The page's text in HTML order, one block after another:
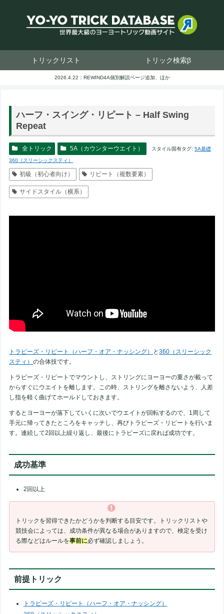
トリックリスト トリック検索β
2026.4.22：REWIND4A個別解説ページ追加、ほか
ハーフ・スイング・リピート – Half Swing
Repeat
全トリック 5A（カウンターウエイト） スタイル固有タグ:5A基礎
360（スリーシックスティ）
初級（初心者向け） リピート（複数要素）
サイドスタイル（横系）
トラピーズ・リピート（ハーフ・オア・ナッシング） と360（スリーシック
スティ）の合体技です。
トラピーズ・リピートでマウントし、ストリングにヨーヨーの重さが載って
からすぐにウエイトを離します。この時、ストリングを離さないよう、人差
し指を軽く曲げてホールドしておきます。
するとヨーヨーが落下していくに次いでウエイトが回転するので、1周して
手元に帰ってきたところをキャッチし、再びトラピーズ・リピートを行いま
す。連続して2回以上繰り返し、最後にトラピーズに戻れば成功です。
成功基準
2回以上
トリックを習得できたかどうかを判断する目安です。トリックリストや
競技会によっては、成功条件が異なる場合がありますので、検定を受け
る際などはルールを事前に必ず確認しましょう。
前提トリック
トラピーズ・リピート（ハーフ・オア・ナッシング）